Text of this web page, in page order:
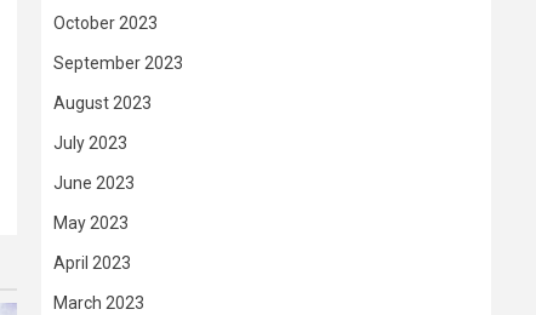
October 2023
September 2023
August 2023
July 2023
June 2023
May 2023
April 2023
March 2023